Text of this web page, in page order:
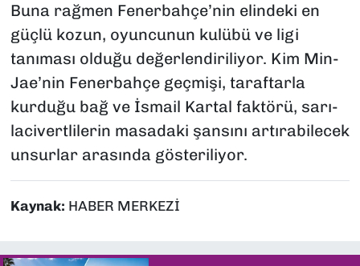
Buna rağmen Fenerbahçe’nin elindeki en
güçlü kozun, oyuncunun kulübü ve ligi
tanıması olduğu değerlendiriliyor. Kim Min-
Jae’nin Fenerbahçe geçmişi, taraftarla
kurduğu bağ ve İsmail Kartal faktörü, sarı-
lacivertlilerin masadaki şansını artırabilecek
unsurlar arasında gösteriliyor.
Kaynak: HABER MERKEZİ